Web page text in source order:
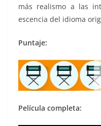
más realismo a las
escencia del idioma
Puntaje:
Película completa: